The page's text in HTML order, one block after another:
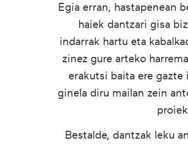
Egia erran, hastapenean
haiek dantzari gisa
indarrak hartu eta
zinez gure arteko
erakutsi baita ere gazte
ginela diru mailan zein
Bestalde, dantzak leku